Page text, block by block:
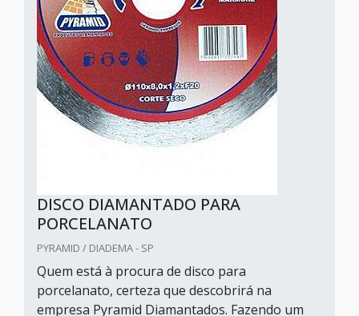
DISCO DIAMANTADO PARA
PORCELANATO
PYRAMID / DIADEMA - SP
Quem está à procura de disco para
porcelanato, certeza que descobrirá na
empresa Pyramid Diamantados. Fazendo um